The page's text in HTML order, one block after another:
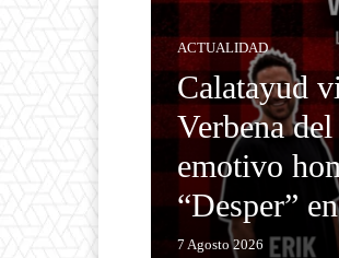
ACTUALIDAD
Calatayud
Verbena
emotivo
“Desper”
7 Agosto 2026